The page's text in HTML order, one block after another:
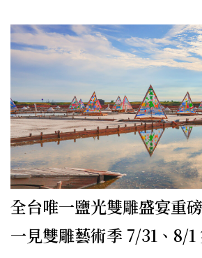
全台唯一鹽光雙雕盛宴重
一見雙雕藝術季 7/31、8/